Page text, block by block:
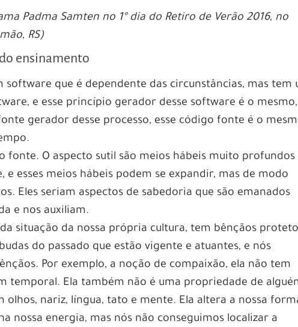
Padma Samten no 1º dia do Retiro de Verão 2016, no
RS)
ensinamento
software que é dependente das circunstâncias, mas tem
e esse princípio gerador desse software é o
gerador desse processo, esse código fonte é o
fonte. O aspecto sutil são meios hábeis muito profundos
esses meios hábeis podem se expandir, mas de modo
Eles seriam aspectos de sabedoria que são emanados
e nos auxiliam.
situação da nossa própria cultura, tem bênçãos
do passado que estão vigente e atuantes, e nós
Por exemplo, a noção de compaixão, ela não tem
temporal. Ela também não é uma propriedade de
olhos, nariz, língua, tato e mente. Ela altera a nossa
nossa energia, mas nós não conseguimos localizar a